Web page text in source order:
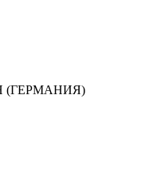
(ГЕРМАНИЯ)